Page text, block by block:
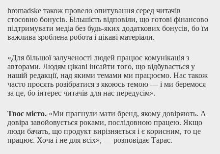
hromadske також провело опитування серед читачів
стосовно бонусів. Більшість відповіли, що готові фінансово
підтримувати медіа без будь-яких додаткових бонусів, бо їм
важлива зроблена робота і цікаві матеріали.
«Для більшої залученості людей працює комунікація з
авторами. Людям цікаві інсайти того, що відбувається у
нашій редакції, над якими темами ми працюємо. Нас також
часто просять розібратися з якоюсь темою — і ми беремося
за це, бо інтерес читачів для нас передусім».
Твоє місто. «Ми прагнули мати бренд, якому довіряють. А
довіра завойовується роками, послідовною працею. Якщо
люди бачать, що продукт вирізняється і є корисним, то це
працює. Хоча і не для всіх», — розповідає Тарас.